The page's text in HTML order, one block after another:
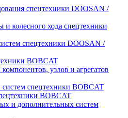
спецтехники DOOSAN /
и колесного хода спецтехники
спецтехники DOOSAN /
BOBCAT
узлов и агрегатов
систем спецтехники BOBCAT
BOBCAT
и дополнительных систем